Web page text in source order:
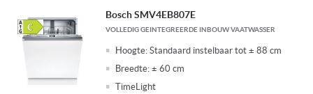
Bosch SMV4EB807E
VOLLEDIG GEINTEGREERDE INBOUW VAATWASSER
Hoogte: Standaard instelbaar tot ± 88 cm
Breedte: ± 60 cm
TimeLight